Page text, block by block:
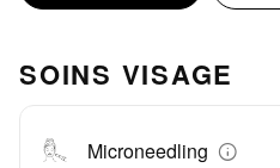
SOINS VISAGE
Microneedling